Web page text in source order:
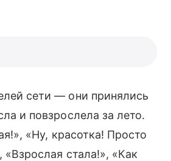
сети — они принялись
и повзрослела за лето.
«Ну, красотка! Просто
стала!», «Как